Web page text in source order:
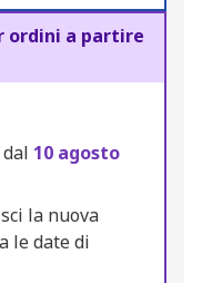
ordini a partire
10 agosto
la nuova
le date di